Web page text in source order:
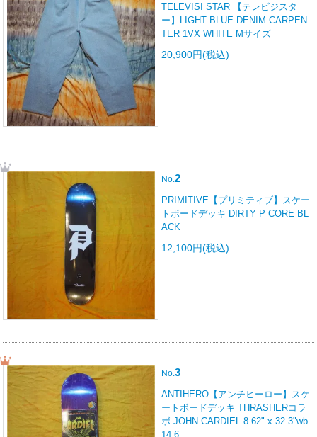
TELEVISI STAR 【テレビジスタ
ー】LIGHT BLUE DENIM CARPEN
TER 1VX WHITE Mサイズ
20,900円(税込)
No.2
PRIMITIVE【プリミティブ】スケー
トボードデッキ DIRTY P CORE BL
ACK
12,100円(税込)
No.3
ANTIHERO【アンチヒーロー】スケ
ートボードデッキ THRASHERコラ
ボ JOHN CARDIEL 8.62" x 32.3"wb
14.6